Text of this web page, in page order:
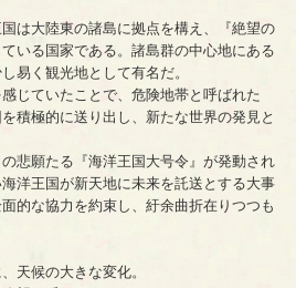
は大陸東の諸島に拠点を構え、『絶望の
いる国家である。諸島群の中心地にある
易く観光地として有名だ。
じていたことで、危険地帯と呼ばれた
積極的に送り出し、新たな世界の発見と
願たる『海洋王国大号令』が発動され
洋王国が新天地に未来を託送とする大事
的な協力を約束し、紆余曲折在りつつも
天候の大きな変化。